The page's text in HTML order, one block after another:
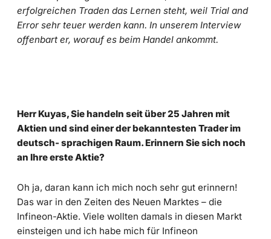
erfolgreichen Traden das Lernen steht, weil Trial and
Error sehr teuer werden kann. In unserem Interview
offenbart er, worauf es beim Handel ankommt.
Herr Kuyas, Sie handeln seit über 25 Jahren mit
Aktien und sind einer der bekanntesten Trader im
deutsch- sprachigen Raum. Erinnern Sie sich noch
an Ihre erste Aktie?
Oh ja, daran kann ich mich noch sehr gut erinnern!
Das war in den Zeiten des Neuen Marktes – die
Infineon-Aktie. Viele wollten damals in diesen Markt
einsteigen und ich habe mich für Infineon